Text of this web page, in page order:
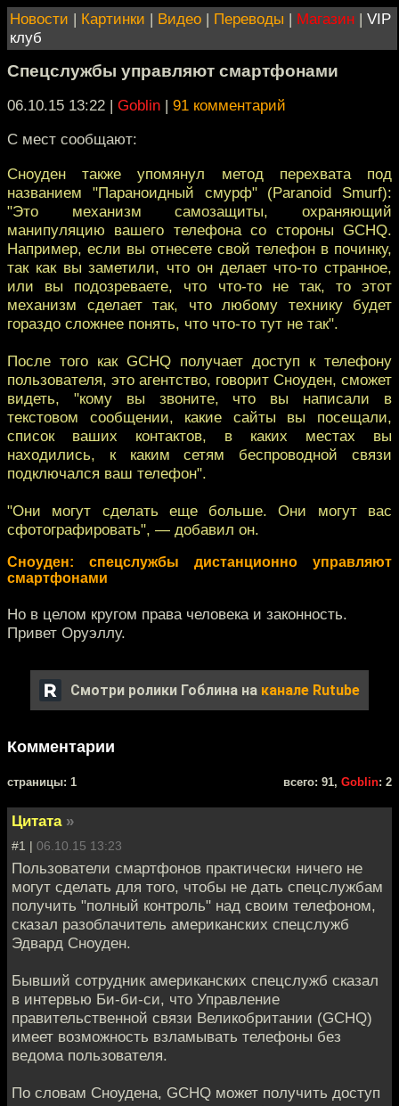
Новости | Картинки | Видео | Переводы | Магазин | VIP
клуб
Cпецслужбы управляют смартфонами
06.10.15 13:22 | Goblin | 91 комментарий
С мест сообщают:
Сноуден также упомянул метод перехвата под
названием "Параноидный смурф" (Paranoid Smurf):
"Это механизм самозащиты, охраняющий
манипуляцию вашего телефона со стороны GCHQ.
Например, если вы отнесете свой телефон в починку,
так как вы заметили, что он делает что-то странное,
или вы подозреваете, что что-то не так, то этот
механизм сделает так, что любому технику будет
гораздо сложнее понять, что что-то тут не так".
После того как GCHQ получает доступ к телефону
пользователя, это агентство, говорит Сноуден, сможет
видеть, "кому вы звоните, что вы написали в
текстовом сообщении, какие сайты вы посещали,
список ваших контактов, в каких местах вы
находились, к каким сетям беспроводной связи
подключался ваш телефон".
"Они могут сделать еще больше. Они могут вас
сфотографировать", — добавил он.
Сноуден: спецслужбы дистанционно управляют
смартфонами
Но в целом кругом права человека и законность.
Привет Оруэллу.
Смотри ролики Гоблина на канале Rutube
Комментарии
cтраницы: 1 всего: 91, Goblin: 2
Цитата »
#1 | 06.10.15 13:23
Пользователи смартфонов практически ничего не
могут сделать для того, чтобы не дать спецслужбам
получить "полный контроль" над своим телефоном,
сказал разоблачитель американских спецслужб
Эдвард Сноуден.
Бывший сотрудник американских спецслужб сказал
в интервью Би-би-си, что Управление
правительственной связи Великобритании (GCHQ)
имеет возможность взламывать телефоны без
ведома пользователя.
По словам Сноудена, GCHQ может получить доступ